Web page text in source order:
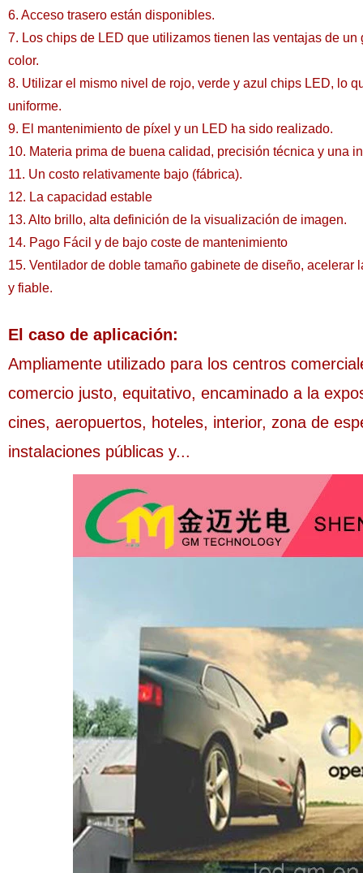
6. Acceso trasero están disponibles.
7. Los chips de LED que utilizamos tienen las ventajas de
color.
8. Utilizar el mismo nivel de rojo, verde y azul chips LED, lo
uniforme.
9. El mantenimiento de píxel y un LED ha sido realizado.
10. Materia prima de buena calidad, precisión técnica y
11. Un costo relativamente bajo (fábrica).
12. La capacidad estable
13. Alto brillo, alta definición de la visualización de imagen.
14. Pago Fácil y de bajo coste de mantenimiento
15. Ventilador de doble tamaño gabinete de diseño,
y fiable.
El caso de aplicación:
Ampliamente utilizado para los centros
comercio justo, equitativo, encaminado a la
cines, aeropuertos, hoteles, interior, zona de
instalaciones públicas y...